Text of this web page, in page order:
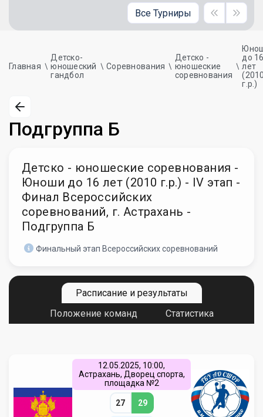
Все Турниры
Главная
Детско-
юношеский
гандбол
Соревнования
Детско -
юношеские
соревнования
до
лет
г.р.)
Подгруппа Б
Детско - юношеские соревнования -
Юноши до 16 лет (2010 г.р.) - IV этап -
Финал Всероссийских
соревнований, г. Астрахань -
Подгруппа Б
Финальный этап Всероссийских соревнований
Расписание и результаты
Положение команд
Статистика
12.05.2025, 10:00,
Астрахань, Дворец спорта,
площадка №2
27 29